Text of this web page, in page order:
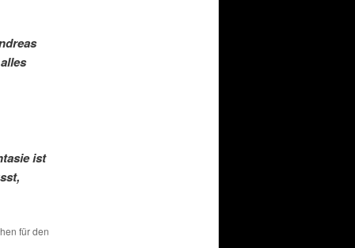
ist
für den